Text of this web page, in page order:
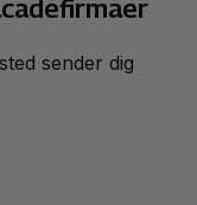
sender dig